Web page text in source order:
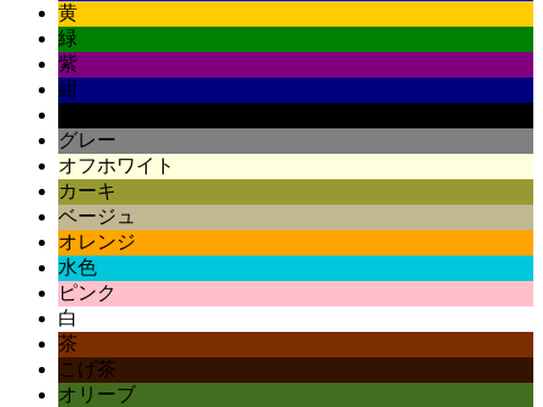
黄
緑
紫
紺
グレー
オフホワイト
カーキ
ベージュ
オレンジ
水色
ピンク
白
茶
こげ茶
オリーブ